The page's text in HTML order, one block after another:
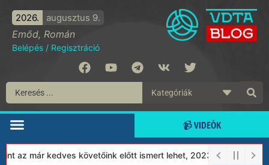
2026. augusztus 9.
Emőd, Román
Belépés / Regisztráció
📹 VIDEÓK
az már kedves követőink előtt ismert lehet, 2023-tól a Védett